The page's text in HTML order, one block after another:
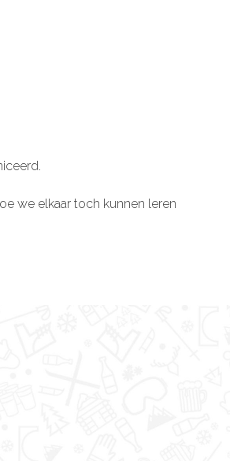
we elkaar toch kunnen leren